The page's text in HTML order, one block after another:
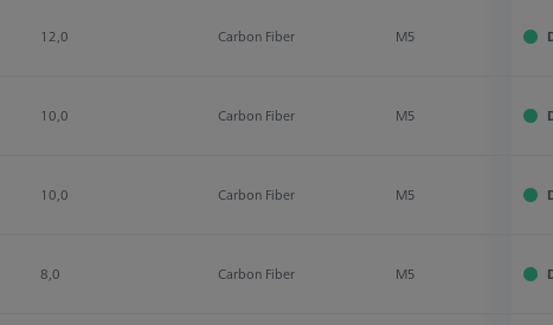
12,0 Carbon Fiber M5
10,0 Carbon Fiber M5
10,0 Carbon Fiber M5
8,0 Carbon Fiber M5